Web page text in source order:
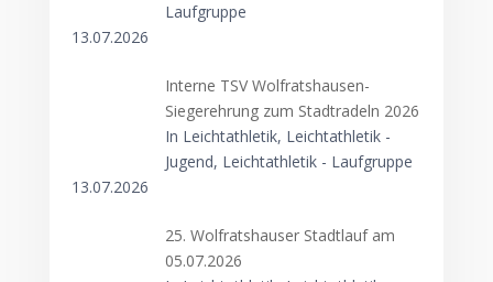
Laufgruppe
13.07.2026
Interne TSV Wolfratshausen-
Siegerehrung zum Stadtradeln 2026
In Leichtathletik, Leichtathletik -
Jugend, Leichtathletik - Laufgruppe
13.07.2026
25. Wolfratshauser Stadtlauf am
05.07.2026